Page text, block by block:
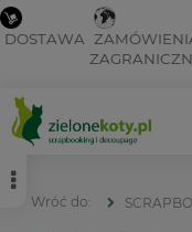
DOSTAWA